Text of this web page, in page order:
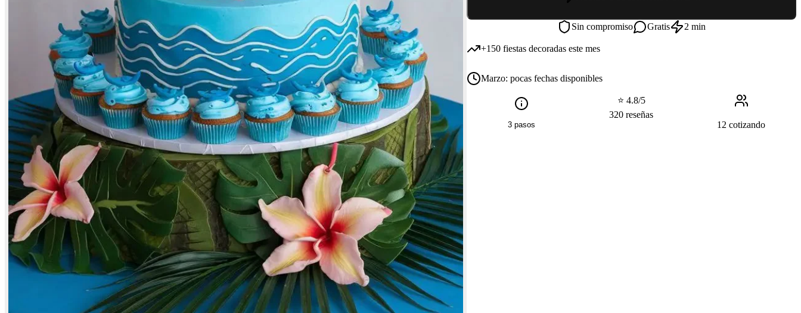
Sin compromiso Gratis 2 min
+150 fiestasdecoradas este mes
Marzo: pocas fechas disponibles
3 pasos
⭐ 4.8/5
320 reseñas
12 cotizando